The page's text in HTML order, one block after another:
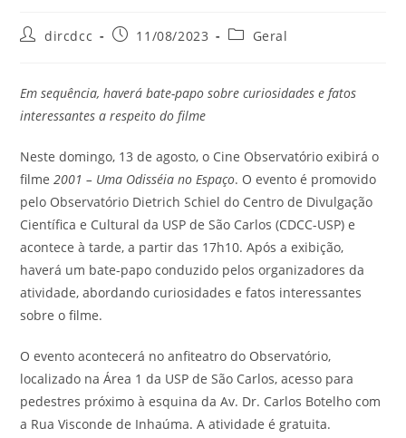
dircdcc 11/08/2023 Geral
Em sequência, haverá bate-papo sobre curiosidades e fatos
interessantes a respeito do filme
Neste domingo, 13 de agosto, o Cine Observatório exibirá o
filme2001 – Uma Odisséia no Espaço. O evento é promovido
pelo Observatório Dietrich Schiel do Centro de Divulgação
Científica e Cultural da USP de São Carlos (CDCC-USP) e
acontece à tarde, a partir das 17h10. Após a exibição,
haverá um bate-papo conduzido pelos organizadores da
atividade, abordando curiosidades e fatos interessantes
sobre o filme.
O evento acontecerá no anfiteatro do Observatório,
localizado na Área 1 da USP de São Carlos, acesso para
pedestres próximo à esquina da Av. Dr. Carlos Botelho com
a Rua Visconde de Inhaúma. A atividade é gratuita.